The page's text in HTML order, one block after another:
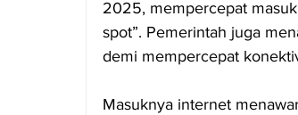
2025, mempercepat
spot”. Pemerintah juga
demi mempercepat
Masuknya internet